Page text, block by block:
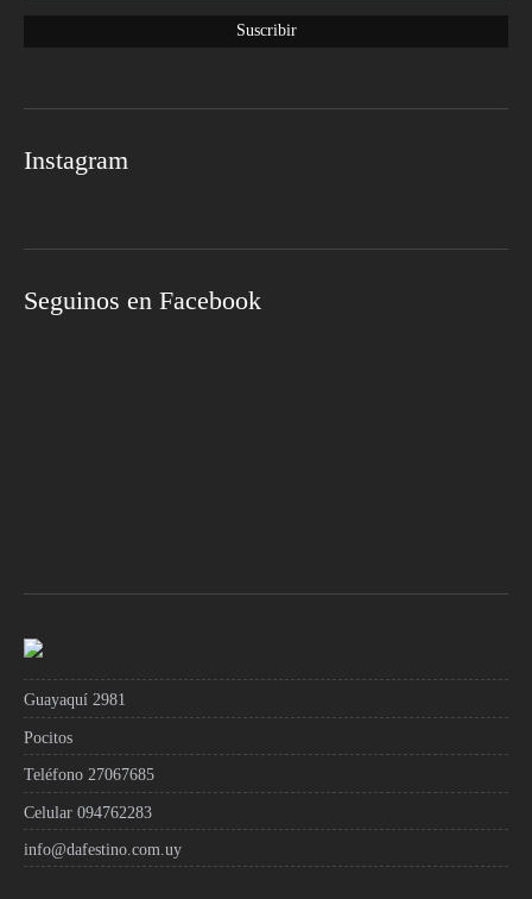
Instagram
Seguinos en Facebook
Guayaquí 2981
Pocitos
Teléfono 27067685
Celular 094762283
info@dafestino.com.uy